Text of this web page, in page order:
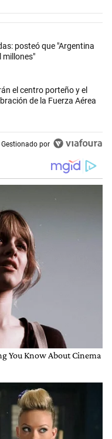
comentarios en los
listo para 'atajar'
posteó que "Argentina
millones"
aviones F 16 sobrevolarán
el centro porteño y el
de la Fuerza Aérea
Gestionado por